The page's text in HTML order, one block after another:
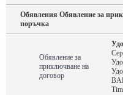
Обявления Обявление за
поръчка
Обявление за
приключване на
договор